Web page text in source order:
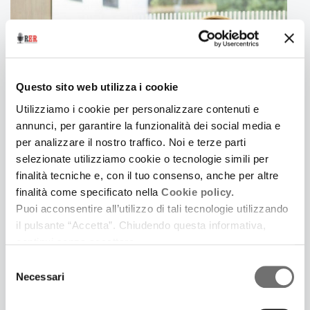
Questo sito web utilizza i cookie
Utilizziamo i cookie per personalizzare contenuti e
annunci, per garantire la funzionalità dei social media e
per analizzare il nostro traffico. Noi e terze parti
selezionate utilizziamo cookie o tecnologie simili per
finalità tecniche e, con il tuo consenso, anche per altre
finalità come specificato nella Cookie policy.
Puoi acconsentire all’utilizzo di tali tecnologie utilizzando
il pulsante “Accetta”. Chiudendo questa informativa,
delNecessari
coincidenza con il periodo natalizio.
NUOVE VISIONI
Cosa non perdere in sala a gennaio